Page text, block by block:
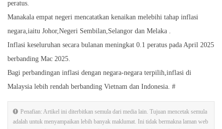
peratus.
Manakala empat negeri mencatatkan kenaikan melebihi tahap inflasi
negara,iaitu Johor,Negeri Sembilan,Selangor dan Melaka .
Inflasi keseluruhan secara bulanan meningkat 0.1 peratus pada April 2025
berbanding Mac 2025.
Bagi perbandingan inflasi dengan negara-negara terpilih,inflasi di
Malaysia lebih rendah berbanding Vietnam dan Indonesia. #
Penafian: Artikel ini diterbitkan semula dari media lain. Tujuan mencetak semula
adalah untuk menyampaikan lebih banyak maklumat. Ini tidak bermakna laman web